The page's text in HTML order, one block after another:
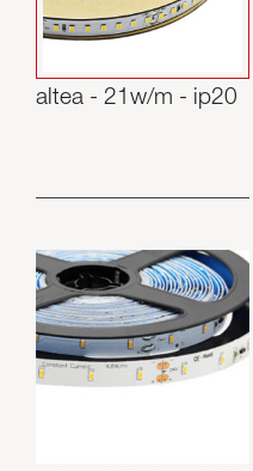
altea - 21w/m - ip20